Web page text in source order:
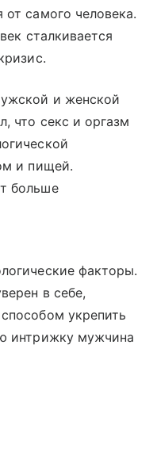
самого человека.
сталкивается
и женской
что секс и оргазм
и пищей.
больше
факторы.
в себе,
укрепить
интрижку мужчина